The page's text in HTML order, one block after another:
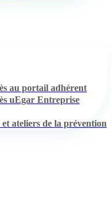
au portail adhérent
uEgar Entreprise
ateliers de la prévention